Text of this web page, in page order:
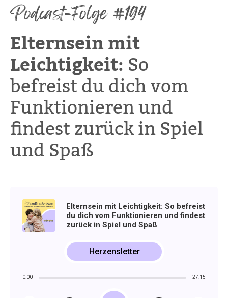
Podcast-Folge #194
Elternsein mit
Leichtigkeit:So
befreist du dich vom
Funktionieren und
findest zurück in Spiel
und Spaß
Elternsein mit Leichtigkeit: So befreist
du dich vom Funktionieren und findest
zurück in Spiel und Spaß
0:00 27:15
Herzensletter